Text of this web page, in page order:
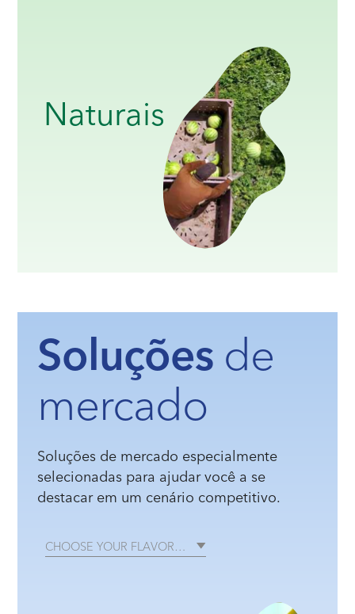
Naturais
Soluçõesde
mercado
Soluções de mercado especialmente
selecionadas para ajudar você a se
destacar em um cenário competitivo.
CHOOSE YOUR FLAVOR…